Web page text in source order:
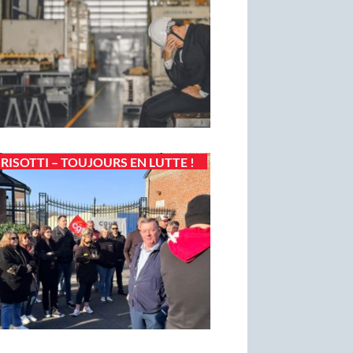
– TOUJOURS EN LUTTE !